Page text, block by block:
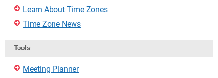
Learn About Time Zones
Time Zone News
Tools
Meeting Planner